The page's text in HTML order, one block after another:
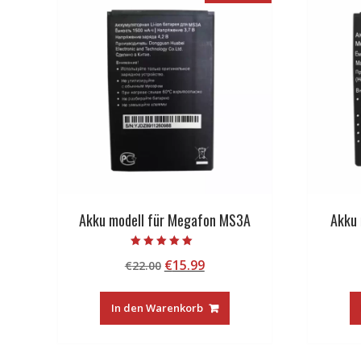
Akku modell für Megafon MS3A
5.00
von 5
€22.00 Ursprünglicher
war:
€22.00
€15.99Aktueller
ist:
€15.99.
In den Warenkorb